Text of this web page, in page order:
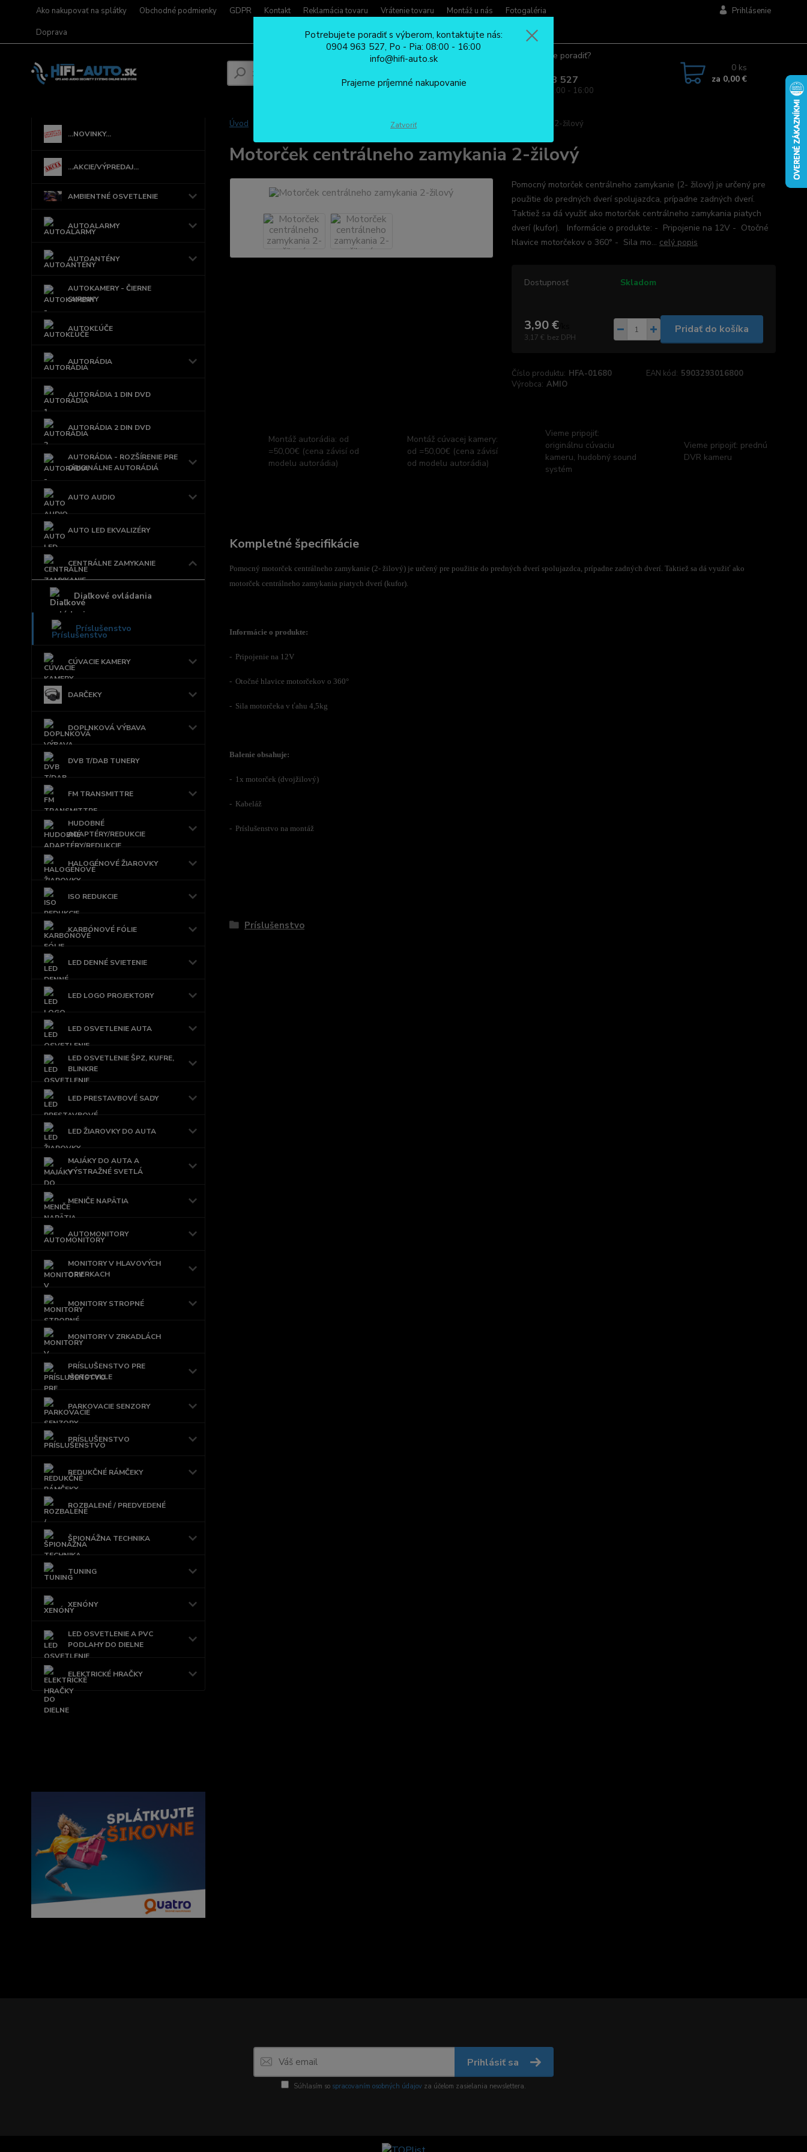
Ako nakupovať na splátky Obchodné podmienky GDPR Kontakt Reklamácia tovaru Vrátenie tovaru Montáž u nás
Fotogaléria
Doprava
Prihlásenie
Potrebujete poradiť?
0904 963 527
Po - Pia: 08:00 - 16:00
0 ks
za 0,00 €
...NOVINKY...
...AKCIE/VÝPREDAJ...
AMBIENTNÉ OSVETLENIE
AUTOALARMY
AUTOANTÉNY
AUTOKAMERY - ČIERNE
SKRINKY
AUTOKĽÚČE
AUTORÁDIA
AUTORÁDIA 1 DIN DVD
AUTORÁDIA 2 DIN DVD
AUTORÁDIA - ROZŠÍRENIE PRE
ORIGINÁLNE AUTORÁDIÁ
AUTO AUDIO
AUTO LED EKVALIZÉRY
CENTRÁLNE ZAMYKANIE
Diaľkové ovládania
Príslušenstvo
CÚVACIE KAMERY
DARČEKY
DOPLNKOVÁ VÝBAVA
DVB T/DAB TUNERY
FM TRANSMITTRE
HUDOBNÉ
ADAPTÉRY/REDUKCIE
HALOGÉNOVÉ ŽIAROVKY
ISO REDUKCIE
KARBÓNOVÉ FÓLIE
LED DENNÉ SVIETENIE
LED LOGO PROJEKTORY
LED OSVETLENIE AUTA
LED OSVETLENIE ŠPZ, KUFRE,
BLINKRE
LED PRESTAVBOVÉ SADY
LED ŽIAROVKY DO AUTA
MAJÁKY DO AUTA A
VÝSTRAŽNÉ SVETLÁ
MENIČE NAPÄTIA
AUTOMONITORY
MONITORY V HLAVOVÝCH
OPIERKACH
MONITORY STROPNÉ
MONITORY V ZRKADLÁCH
PRÍSLUŠENSTVO PRE
MOTOCYKLE
PARKOVACIE SENZORY
PRÍSLUŠENSTVO
REDUKČNÉ RÁMČEKY
ROZBALENÉ / PREDVEDENÉ
ŠPIONÁŽNA TECHNIKA
TUNING
XENÓNY
LED OSVETLENIE A PVC
PODLAHY DO DIELNE
ELEKTRICKÉ HRAČKY
Úvod Príslušenstvo Motorček centrálneho zamykania 2-žilový
Motorček centrálneho zamykania 2-žilový
Pomocný motorček centrálneho zamykanie (2- žilový) je určený pre
použitie do predných dverí spolujazdca, prípadne zadných dverí.
Taktiež sa dá využiť ako motorček centrálneho zamykania piatych
dverí (kufor). Informácie o produkte: - Pripojenie na 12V - Otočné
hlavice motorčekov o 360° - Sila mo... celý popis
Dostupnosť Skladom
3,90 €/
3,17 € bez DPH
Pridať do košíka
Číslo produktu: HFA-01680 EAN kód: 5903293016800
Výrobca: AMIO
Montáž autorádia: od
=50,00€ (cena závisí od
modelu autorádia)
Montáž cúvacej kamery:
od =50,00€ (cena závisí
od modelu autorádia)
Vieme pripojiť:
originálnu cúvaciu
kameru, hudobný sound
systém
Vieme pripojiť: prednú
DVR kameru
Kompletné špecifikácie
Pomocný motorček centrálneho zamykanie (2- žilový) je určený pre použitie do predných dverí spolujazdca, prípadne zadných dverí. Taktiež sa dá využiť ako
motorček centrálneho zamykania piatych dverí (kufor).
Informácie o produkte:
- Pripojenie na 12V
- Otočné hlavice motorčekov o 360°
- Sila motorčeka v ťahu 4,5kg
Balenie obsahuje:
- 1x motorček (dvojžilový)
- Kabeláž
- Príslušenstvo na montáž
Príslušenstvo
Prihlásiť sa
Súhlasím so spracovaním osobných údajov za účelom zasielania newslettera.
Potrebujete poradiť s výberom, kontaktujte nás:
0904 963 527, Po - Pia: 08:00 - 16:00
info@hifi-auto.sk
Prajeme príjemné nakupovanie
Zatvoriť